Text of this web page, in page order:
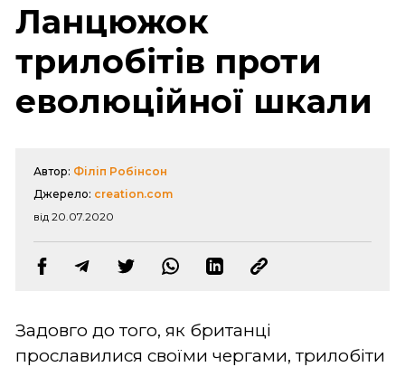
Ланцюжок
трилобітів проти
еволюційної шкали
Автор: Філіп Робінсон
Джерело: creation.com
від 20.07.2020
Задовго до того, як британці
прославилися своїми чергами, трилобіти